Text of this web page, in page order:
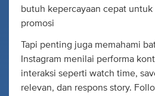
butuh kepercayaan cepat untuk
promosi
Tapi penting juga memahami
Instagram menilai performa
interaksi seperti watch time,
relevan, dan respons story.